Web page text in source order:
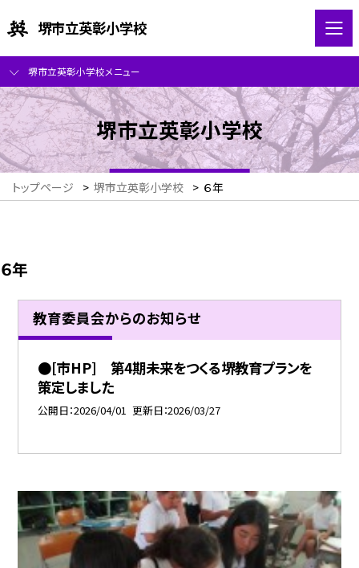
堺市立英彰小学校
堺市立英彰小学校メニュー
堺市立英彰小学校
トップページ > 堺市立英彰小学校 > ６年
６年
教育委員会からのお知らせ
●[市HP] 第4期未来をつくる堺教育プランを
策定しました
公開日 2026/04/01 更新日 2026/03/27